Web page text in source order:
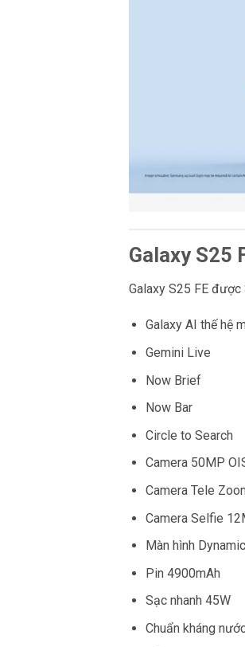
Galaxy S25
Galaxy S25 FE
Galaxy AI thế hệ
Gemini Live
Now Brief
Now Bar
Circle to Search
Camera 50MP
Camera Tele
Camera Selfie
Màn hình
Pin 4900mAh
Sạc nhanh 45W
Chuẩn kháng